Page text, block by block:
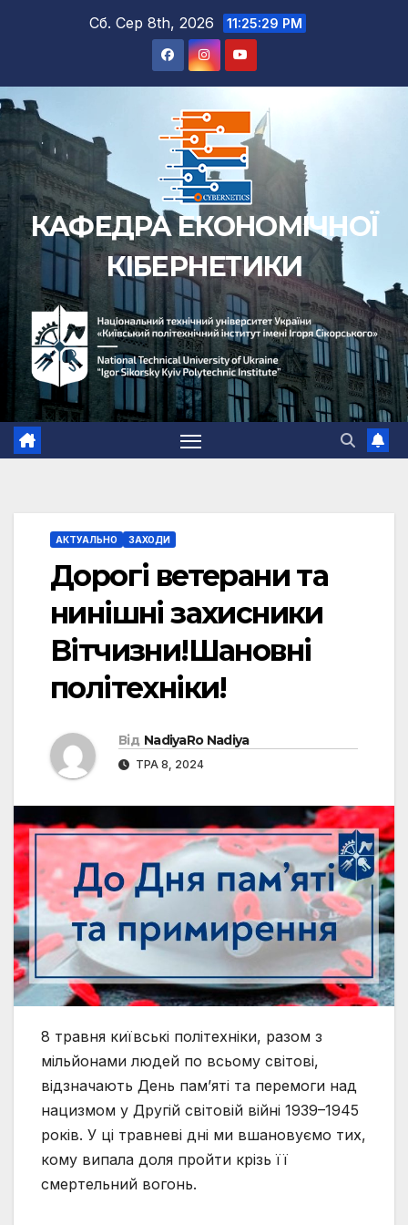
Сб. Сер 8th, 2026 11:25:30 PM
КАФЕДРА ЕКОНОМІЧНОЇ
КІБЕРНЕТИКИ
АКТУАЛЬНО ЗАХОДИ
Дорогі ветерани та
нинішні захисники
Вітчизни!Шановні
політехніки!
Від NadiyaRo Nadiya
ТРА 8, 2024
8 травня київські політехніки, разом з
мільйонами людей по всьому світові,
відзначають День пам’яті та перемоги над
нацизмом у Другій світовій війні 1939–1945
років. У ці травневі дні ми вшановуємо тих,
кому випала доля пройти крізь її
смертельний вогонь.